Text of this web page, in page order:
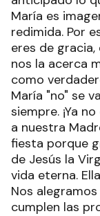
María es
redimida. Por
eres de
nos la acerca
como
María "no" se
siempre. ¡Ya
a nuestra
fiesta porque
de Jesús la
vida eterna.
Nos
cumplen las